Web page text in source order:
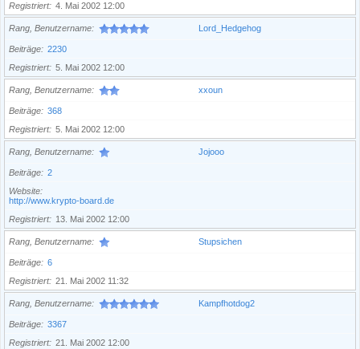
Registriert
4. Mai 2002 12:00
Rang, Benutzername Lord_Hedgehog
Beiträge
2230
Registriert
5. Mai 2002 12:00
Rang, Benutzername xxoun
Beiträge
368
Registriert
5. Mai 2002 12:00
Rang, Benutzername Jojooo
Beiträge
2
Website
http://www.krypto-board.de
Registriert
13. Mai 2002 12:00
Rang, Benutzername Stupsichen
Beiträge
6
Registriert
21. Mai 2002 11:32
Rang, Benutzername Kampfhotdog2
Beiträge
3367
Registriert
21. Mai 2002 12:00